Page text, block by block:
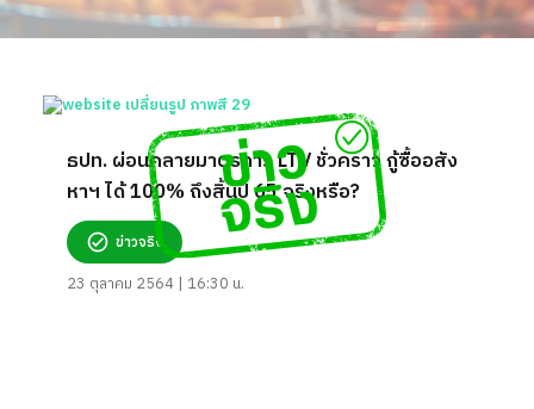
ธปท. ผ่อนคลายมาตรการ LTV ชั่วคราว กู้ซื้ออสัง
หาฯ ได้ 100% ถึงสิ้นปี 65 จริงหรือ?
ข่าวจริง
23 ตุลาคม 2564 | 16:30 น.